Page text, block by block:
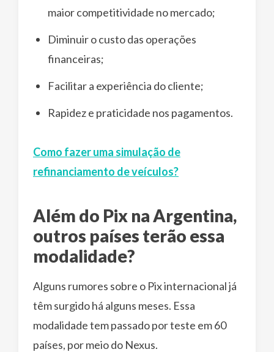
maior competitividade no mercado;
Diminuir o custo das operações
financeiras;
Facilitar a experiência do cliente;
Rapidez e praticidade nos pagamentos.
Como fazer uma simulação de
refinanciamento de veículos?
Além do Pix na Argentina,
outros países terão essa
modalidade?
Alguns rumores sobre o Pix internacional já
têm surgido há alguns meses. Essa
modalidade tem passado por teste em 60
países, por meio do Nexus.